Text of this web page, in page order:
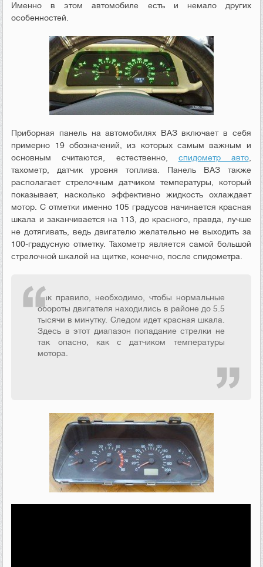
Именно в этом автомобиле есть и немало других
особенностей.
Приборная панель на автомобилях ВАЗ включает в себя
примерно 19 обозначений, из которых самым важным и
основным считаются, естественно, спидометр авто,
тахометр, датчик уровня топлива. Панель ВАЗ также
располагает стрелочным датчиком температуры, который
показывает, насколько эффективно жидкость охлаждает
мотор. С отметки именно 105 градусов начинается красная
шкала и заканчивается на 113, до красного, правда, лучше
не дотягивать, ведь двигателю желательно не выходить за
100-градусную отметку. Тахометр является самой большой
стрелочной шкалой на щитке, конечно, после спидометра.
Как правило, необходимо, чтобы нормальные
обороты двигателя находились в районе до 5.5
тысячи в минутку. Следом идет красная шкала.
Здесь в этот диапазон попадание стрелки не
так опасно, как с датчиком температуры
мотора.